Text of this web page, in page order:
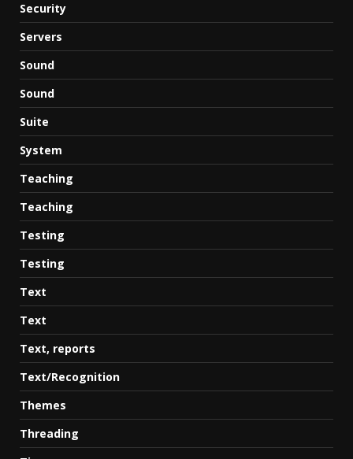
Security
Servers
Sound
Sound
Suite
System
Teaching
Teaching
Testing
Testing
Text
Text
Text, reports
Text/Recognition
Themes
Threading